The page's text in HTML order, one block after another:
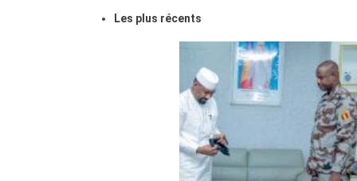
Les plus récents